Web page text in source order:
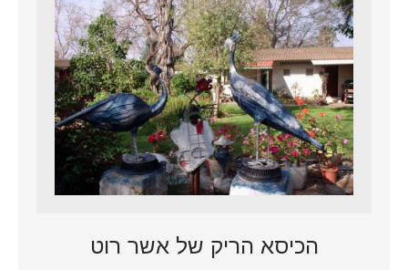
הכיסא הריק של אשר רוט